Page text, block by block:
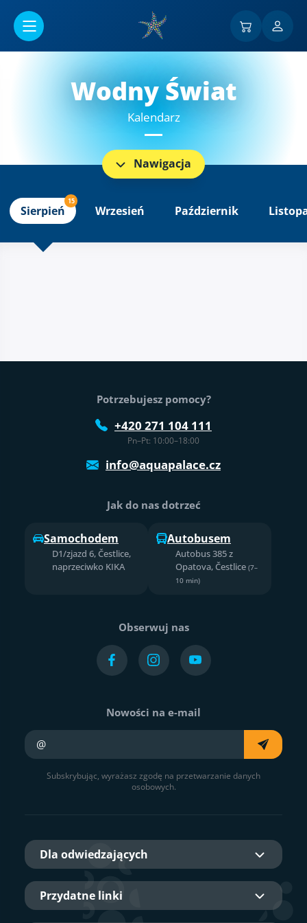
Wodny Świat
Kalendarz
Nawigacja
Sierpień
15
Wrzesień Październik
Stopka strony
Potrzebujesz pomocy?
+420 271 104 111
Pn–Pt: 10:00–18:00
info@aquapalace.cz
Jak do nas dotrzeć
Samochodem
D1/zjazd 6, Čestlice,
naprzeciwko KIKA
Autobusem
Autobus 385 z
Opatova, Čestlice (7–
10 min)
Obserwuj nas
Nowości na e-mail
Subskrybując, wyrażasz zgodę na przetwarzanie danych
osobowych.
Dla odwiedzających
Przydatne linki